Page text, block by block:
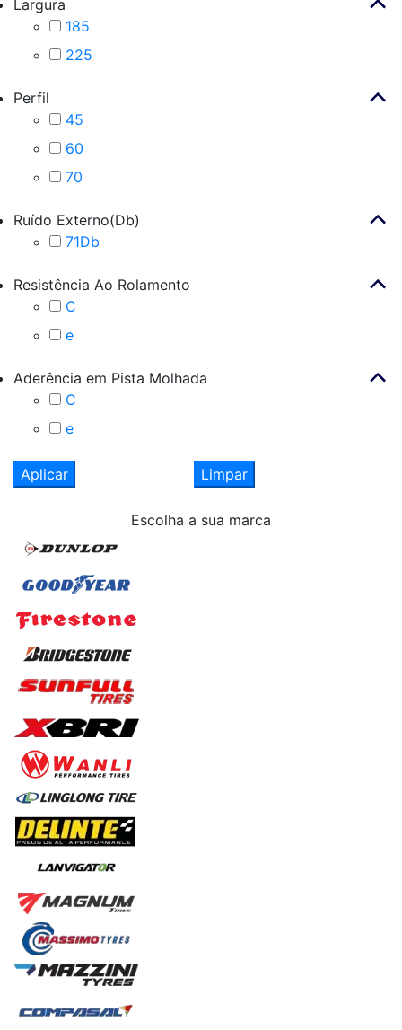
Largura
185
225
Perfil
45
60
70
Ruído Externo(Db)
71Db
Resistência Ao Rolamento
C
e
Aderência em Pista Molhada
C
e
Aplicar Limpar
Escolha a sua marca